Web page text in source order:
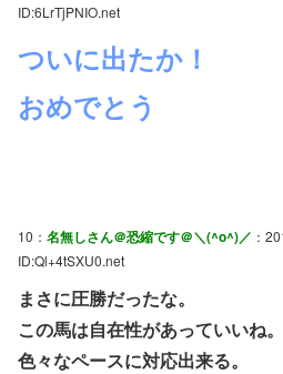
ID:6LrTjPNIO.net
ついに出たか！
おめでとう
10： 名無しさん＠恐縮です＠＼(^o^)／ ：
ID:Ql+4tSXU0.net
まさに圧勝だったな。
この馬は自在性があっていいね。
色々なペースに対応出来る。